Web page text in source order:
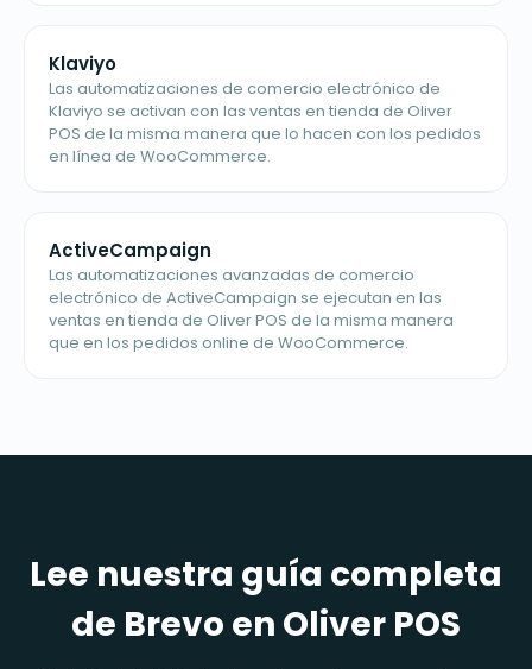
Klaviyo
Las automatizaciones de comercio electrónico de
Klaviyo se activan con las ventas en tienda de Oliver
POS de la misma manera que lo hacen con los pedidos
en línea de WooCommerce.
ActiveCampaign
Las automatizaciones avanzadas de comercio
electrónico de ActiveCampaign se ejecutan en las
ventas en tienda de Oliver POS de la misma manera
que en los pedidos online de WooCommerce.
Lee nuestra guía completa
de Brevo en Oliver POS